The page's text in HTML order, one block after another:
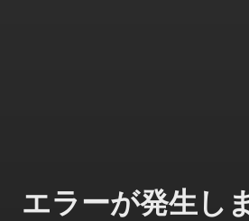
エラーが発生し